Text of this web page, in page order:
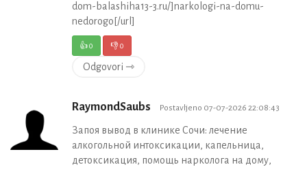
dom-balashiha13-3.ru/]narkologi-na-domu-
nedorogo[/url]
👍0 👎0
Odgovori ⇾
RaymondSaubs Postavljeno 07-07-2026 22:08:43
Запоя вывод в клинике Сочи: лечение
алкогольной интоксикации, капельница,
детоксикация, помощь нарколога на дому,